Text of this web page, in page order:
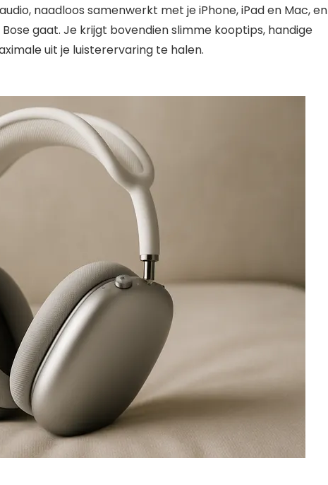
naadloos samenwerkt met je iPhone, iPad en Mac, en
gaat. Je krijgt bovendien slimme kooptips, handige
uit je luisterervaring te halen.